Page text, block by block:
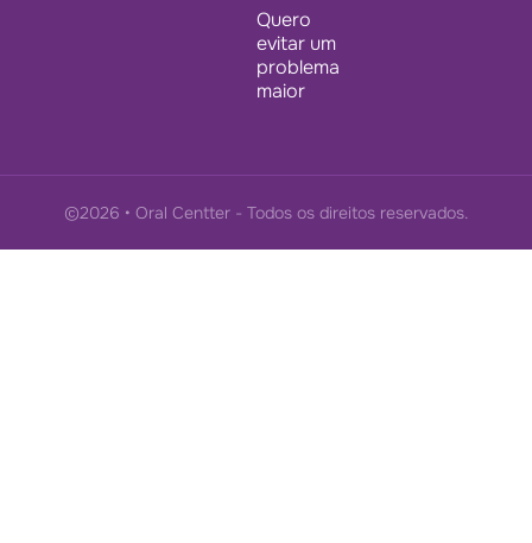
Quero
evitar um
problema
maior
©2026 • Oral Centter - Todos os direitos reservados.